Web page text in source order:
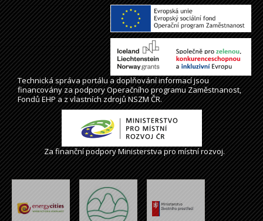
Technická správaportálua doplňování informací jsou
financovány za podpory Operačního programu Zaměstnanost,
Fondů EHP a z vlastních zdrojů NSZM ČR.
Za finanční podpory Ministerstva pro místní rozvoj.